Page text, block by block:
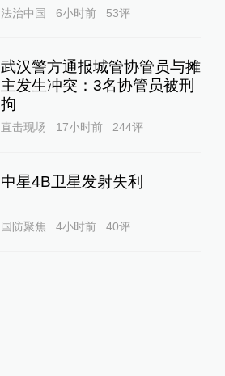
法治中国 6小时前 53评
武汉警方通报城管协管员与摊
主发生冲突：3名协管员被刑
拘
直击现场 17小时前 244评
中星4B卫星发射失利
国防聚焦 4小时前 40评